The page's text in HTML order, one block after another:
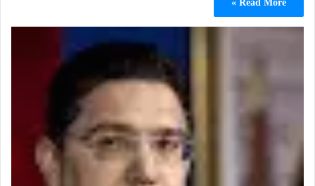
Read More »